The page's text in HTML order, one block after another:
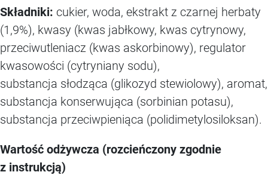
Składniki: cukier, woda, ekstrakt z czarnej herbaty
(1,9%), kwasy (kwas jabłkowy, kwas cytrynowy,
przeciwutleniacz (kwas askorbinowy), regulator
kwasowości (cytryniany sodu),
substancja słodząca (glikozyd stewiolowy), aromat,
substancja konserwująca (sorbinian potasu),
substancja przeciwpieniąca (polidimetylosiloksan).
Wartość odżywcza (rozcieńczony zgodnie
z instrukcją)